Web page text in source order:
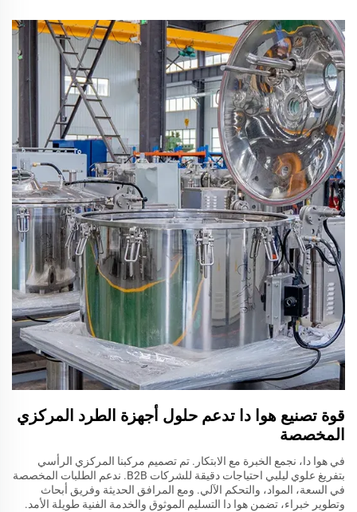
قوة تصنيع هوا دا تدعم حلول أجهزة الطرد المركزي
المخصصة
في هوا دا، نجمع الخبرة مع الابتكار. تم تصميم مركبنا المركزي الرأسي
بتفريغ علوي ليلبي احتياجات دقيقة للشركات B2B. ندعم الطلبات المخصصة
في السعة، المواد، والتحكم الآلي. ومع المرافق الحديثة وفريق أبحاث
وتطوير خبراء، تضمن هوا دا التسليم الموثوق والخدمة الفنية طويلة الأمد.